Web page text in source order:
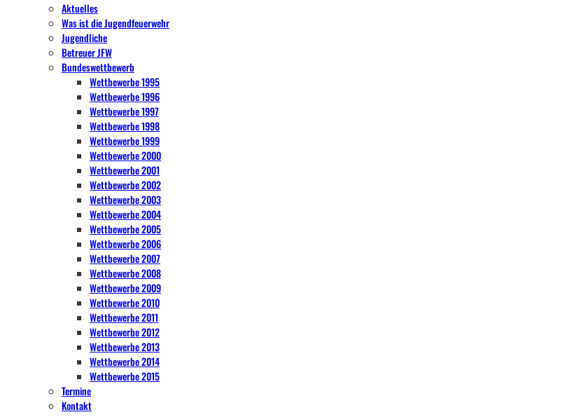
Aktuelles
Was ist die Jugendfeuerwehr
Jugendliche
Betreuer JFW
Bundeswettbewerb
Wettbewerbe 1995
Wettbewerbe 1996
Wettbewerbe 1997
Wettbewerbe 1998
Wettbewerbe 1999
Wettbewerbe 2000
Wettbewerbe 2001
Wettbewerbe 2002
Wettbewerbe 2003
Wettbewerbe 2004
Wettbewerbe 2005
Wettbewerbe 2006
Wettbewerbe 2007
Wettbewerbe 2008
Wettbewerbe 2009
Wettbewerbe 2010
Wettbewerbe 2011
Wettbewerbe 2012
Wettbewerbe 2013
Wettbewerbe 2014
Wettbewerbe 2015
Termine
Kontakt